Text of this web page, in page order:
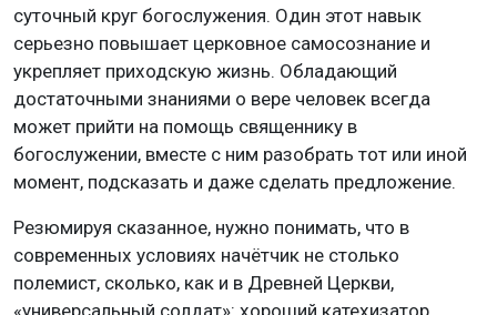
суточный круг богослужения. Один этот навык
серьезно повышает церковное самосознание и
укрепляет приходскую жизнь. Обладающий
достаточными знаниями о вере человек всегда
может прийти на помощь священнику в
богослужении, вместе с ним разобрать тот или иной
момент, подсказать и даже сделать предложение.
Резюмируя сказанное, нужно понимать, что в
современных условиях начётчик не столько
полемист, сколько, как и в Древней Церкви,
«универсальный солдат»: хороший катехизатор,